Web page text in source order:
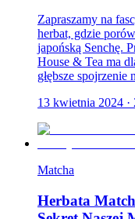
Zapraszamy na
herbat, gdzie
japońską Senchę.
House & Tea ma
głębsze spojrzenie
13 kwietnia 2024 ·
Matcha
Herbata